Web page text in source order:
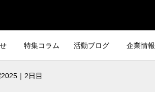
特集コラム 活動ブログ 企業情報
｜2日目